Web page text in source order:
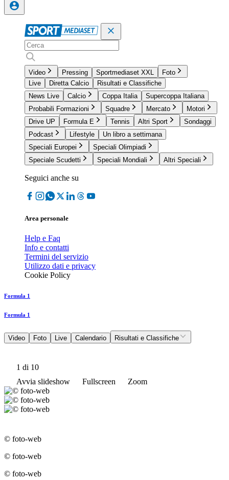
Video Pressing Sportmediaset XXL
Foto
Live
Diretta Calcio
Risultati e Classifiche
News Live
Calcio Coppa Italia
Supercoppa Italiana
Probabili Formazioni
Squadre Mercato
Motori
Drive UP
Formula E Tennis Altri Sport
Sondaggi
Podcast
Lifestyle
Un libro a settimana
Speciali Europei
Speciali Olimpiadi
Speciale Scudetti
Speciali Mondiali Altri Speciali
Seguici anche su
Area personale
Help e Faq
Info e contatti
Termini del servizio
Utilizzo dati e privacy
Cookie Policy
Formula 1
Formula 1
Video Foto Live Calendario Risultati e Classifiche
1 di 10
Avvia slideshow
Fullscreen Zoom
© foto-web
© foto-web
© foto-web